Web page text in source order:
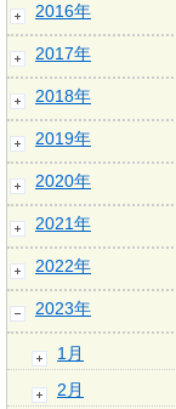
2016年
2017年
2018年
2019年
2020年
2021年
2022年
2023年
1月
2月